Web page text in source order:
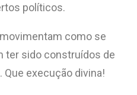
políticos.
como se
ter sido construídos de
execução divina!